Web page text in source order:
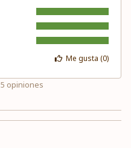
Me gusta (0)
5 opiniones